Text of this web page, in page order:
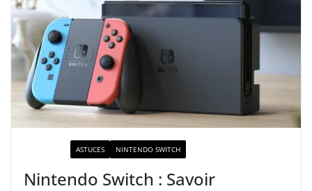
ASTUCES NINTENDO SWITCH
Nintendo Switch : Savoir